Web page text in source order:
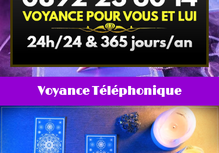
Voyance téléphone
Arts Divinatoires
Horoscope en ligne
Magie Voyance
Outils de Voyance
Voyance Téléphonique